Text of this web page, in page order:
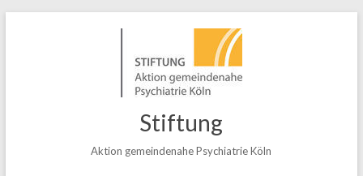
Stiftung
Aktion gemeindenahe Psychiatrie Köln